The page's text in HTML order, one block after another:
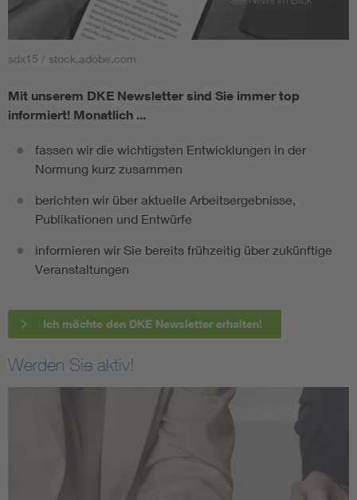
sdx15 / stock.adobe.com
Mit unserem DKE Newsletter sind Sie immer top
informiert! Monatlich ...
fassen wir die wichtigsten Entwicklungen in der
Normung kurz zusammen
berichten wir über aktuelle Arbeitsergebnisse,
Publikationen und Entwürfe
informieren wir Sie bereits frühzeitig über zukünftige
Veranstaltungen
Ich möchte den DKE Newsletter erhalten!
Werden Sie aktiv!